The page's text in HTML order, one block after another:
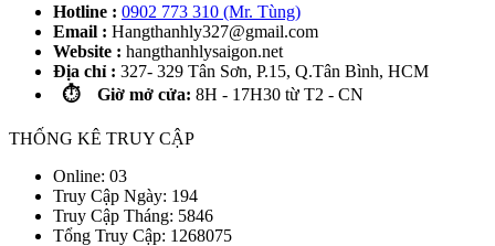
Hotline : 0902 773 310 (Mr. Tùng)
Email : Hangthanhly327@gmail.com
Website : hangthanhlysaigon.net
Địa chỉ : 327- 329 Tân Sơn, P.15, Q.Tân Bình, HCM
⏱️ Giờ mở cửa: 8H - 17H30 từ T2 - CN
THỐNG KÊ TRUY CẬP
Online: 03
Truy Cập Ngày: 194
Truy Cập Tháng: 5846
Tổng Truy Cập: 1 268075